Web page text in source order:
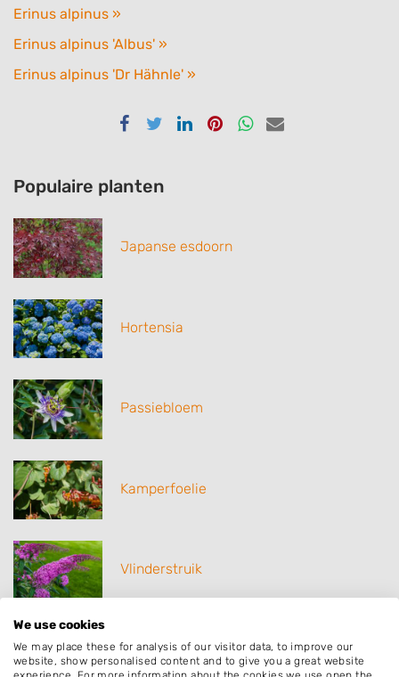
Erinus alpinus »
Erinus alpinus 'Albus' »
Erinus alpinus 'Dr Hähnle' »
DelenDelenDelenDelenDelenDelen
Populaire planten
Japanse esdoorn
Hortensia
Passiebloem
Kamperfoelie
Vlinderstruik
We use cookies
We may place these for analysis of our visitor data, to improve our
website, show personalised content and to give you a great website